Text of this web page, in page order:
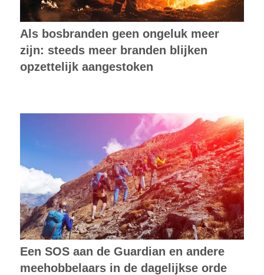
Als bosbranden geen ongeluk meer
zijn: steeds meer branden blijken
opzettelijk aangestoken
Een SOS aan de Guardian en andere
meehobbelaars in de dagelijkse orde